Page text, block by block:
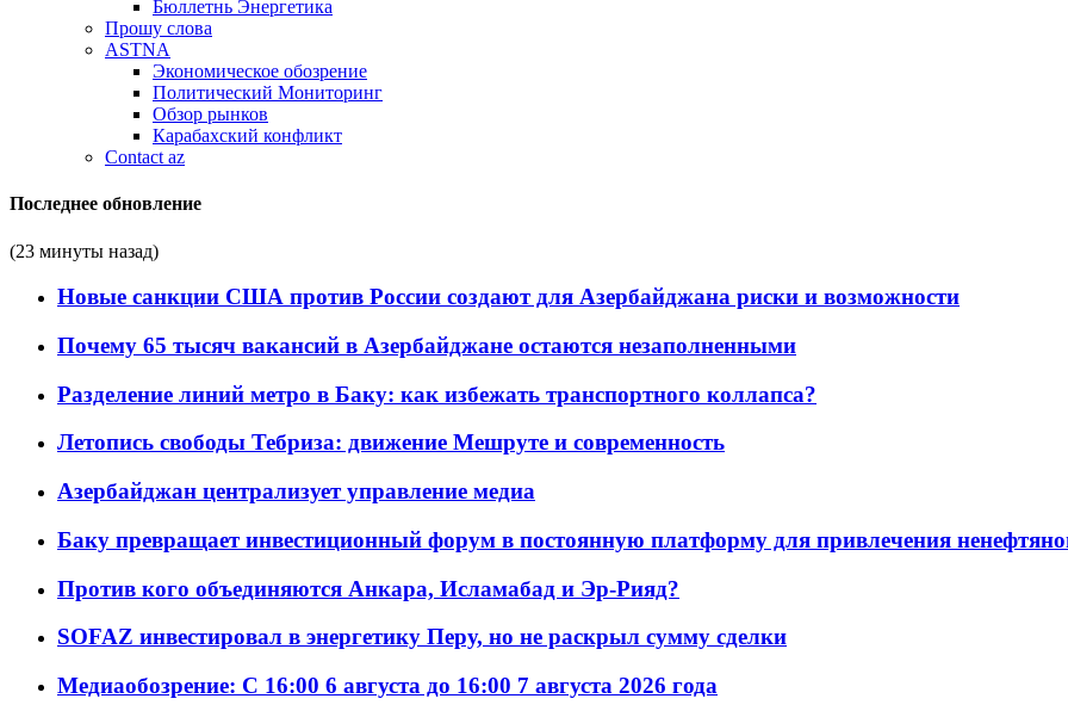
Бюллетнь Энергетика
Прошу слова
ASTNA
Экономическое обозрение
Политический Мониторинг
Обзор рынков
Карабахский конфликт
Contact az
Последнее обновление
(23 минуты назад)
Новые санкции США против России создают для Азербайджана риски и возможности
Почему 65 тысяч вакансий в Азербайджане остаются незаполненными
Разделение линий метро в Баку: как избежать транспортного коллапса?
Летопись свободы Тебриза: движение Мешруте и современность
Азербайджан централизует управление медиа
Баку превращает инвестиционный форум в постоянную платформу для привлечения
Против кого объединяются Анкара, Исламабад и Эр-Рияд?
SOFAZ инвестировал в энергетику Перу, но не раскрыл сумму сделки
Медиаобозрение: С 16:00 6 августа до 16:00 7 августа 2026 года